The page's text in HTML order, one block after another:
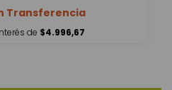
de $4.996,67